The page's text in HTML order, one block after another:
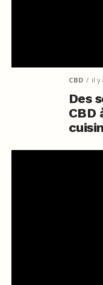
CBD il y
Des
CBD